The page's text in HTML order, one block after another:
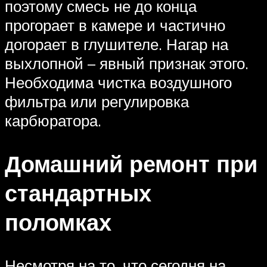
поэтому смесь не до конца
прогорает в камере и частично
догорает в глушителе. Нагар на
выхлопной – явный признак этого.
Необходима чистка воздушного
фильтра или регулировка
карбюратора.
Домашний ремонт при
стандартных
поломках